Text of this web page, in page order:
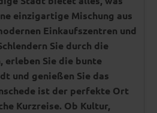
einzigartige Mischung aus
Einkaufszentren und
Sie durch die
erleben Sie die bunte
und genießen Sie das
ist der perfekte Ort
Kurzreise. Ob Kultur,